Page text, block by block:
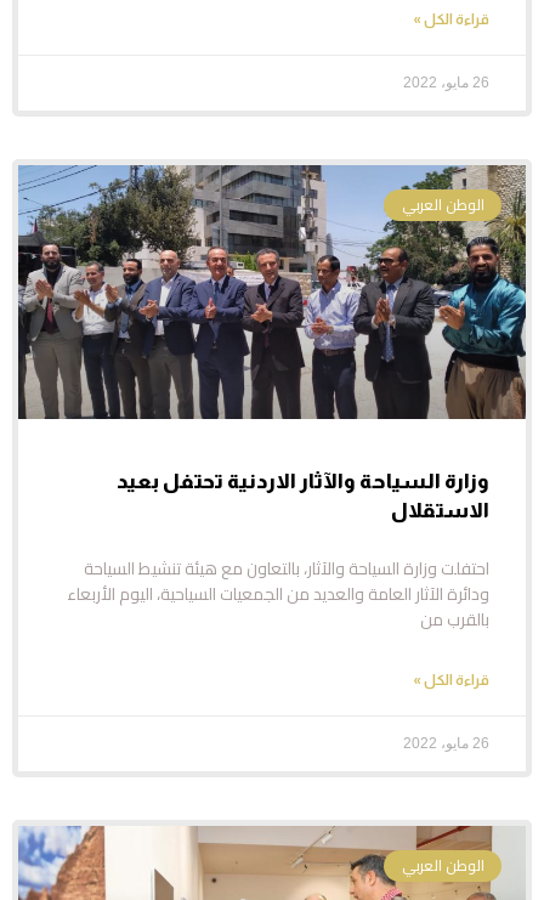
قراءة الكل »
26 مايو، 2022
الوطن العربي
وزارة السياحة والآثار الاردنية تحتفل بعيد
الاستقلال
احتفلت وزارة السياحة والآثار، بالتعاون مع هيئة تنشيط السياحة
ودائرة الآثار العامة والعديد من الجمعيات السياحية، اليوم الأربعاء
بالقرب من
قراءة الكل »
26 مايو، 2022
الوطن العربي